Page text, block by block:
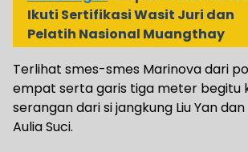
Ikuti Sertifikasi Wasit Juri dan
Pelatih Nasional Muangthay
Terlihat smes-smes Marinova dari
empat serta garis tiga meter begitu
serangan dari si jangkung Liu Yan
Aulia Suci.